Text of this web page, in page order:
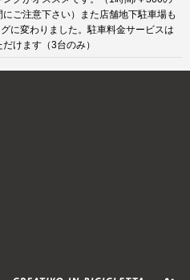
ご注意下さい）また店舗地下駐車場も
に変わりました。駐車料金サービスは
けます（3台のみ）